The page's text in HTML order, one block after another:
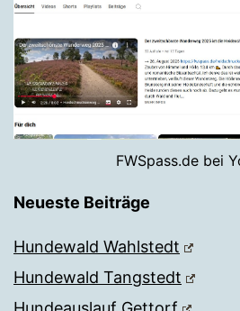
FWSpass.de bei
Neueste Beiträge
Hundewald Wahlstedt
Hundewald Tangstedt